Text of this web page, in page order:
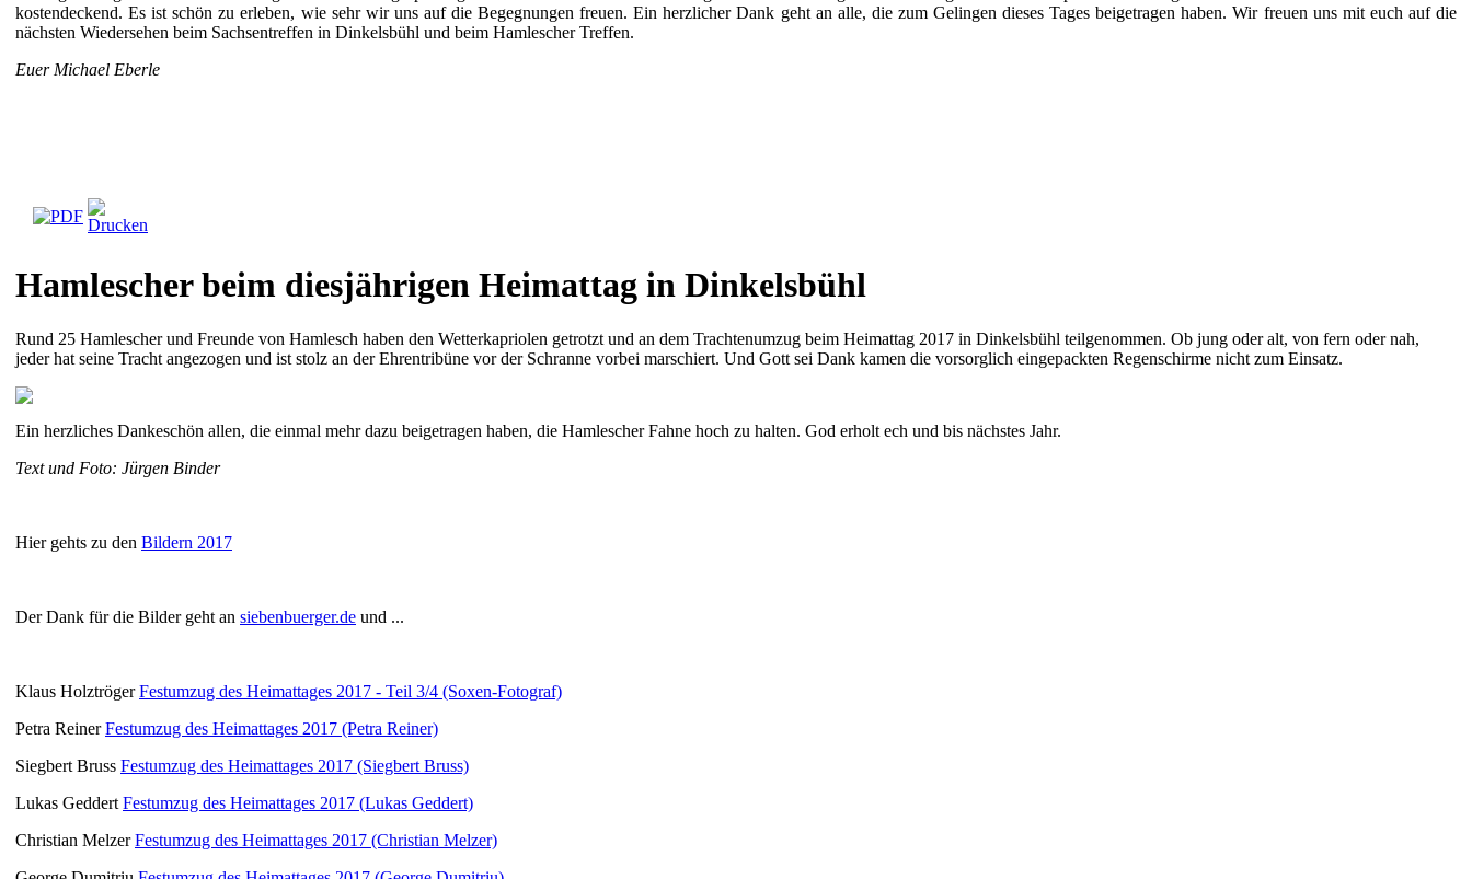
kostendeckend. Es ist schön zu erleben, wie sehr wir uns auf die Begegnungen freuen. Ein herzlicher Dank geht an alle, die zum Gelingen dieses Tages beigetragen haben. Wir freuen uns mit euch auf die
nächsten Wiedersehen beim Sachsentreffen in Dinkelsbühl und beim Hamlescher Treffen.
Euer Michael Eberle
Hamlescher beim diesjährigen Heimattag in Dinkelsbühl
Rund 25 Hamlescher und Freunde von Hamlesch haben den Wetterkapriolen getrotzt und an dem Trachtenumzug beim Heimattag 2017 in Dinkelsbühl teilgenommen. Ob jung oder alt, von fern oder nah,
jeder hat seine Tracht angezogen und ist stolz an der Ehrentribüne vor der Schranne vorbei marschiert. Und Gott sei Dank kamen die vorsorglich eingepackten Regenschirme nicht zum Einsatz.
Ein herzliches Dankeschön allen, die einmal mehr dazu beigetragen haben, die Hamlescher Fahne hoch zu halten. God erholt ech und bis nächstes Jahr.
Text und Foto: Jürgen Binder
Hier gehts zu den Bildern 2017
Der Dank für die Bilder geht an siebenbuerger.de und ...
Klaus HolztrögerFestumzug des Heimattages 2017 - Teil 3/4 (Soxen-Fotograf)
Petra ReinerFestumzug des Heimattages 2017 (Petra Reiner)
Siegbert Bruss Festumzug des Heimattages 2017 (Siegbert Bruss)
Lukas Geddert Festumzug des Heimattages 2017 (Lukas Geddert)
Christian MelzerFestumzug des Heimattages 2017 (Christian Melzer)